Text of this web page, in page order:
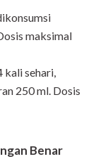
maksimal
kali sehari,
250 ml. Dosis
Benar